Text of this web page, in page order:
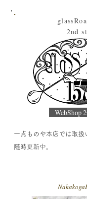
2nd
WebShop
一点ものや本店では取扱
随時更新中。